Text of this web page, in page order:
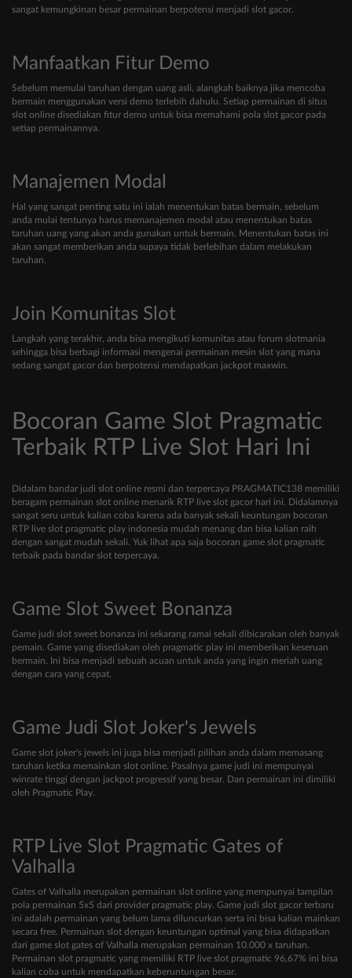
sangat kemungkinan besar permainan berpotensi menjadi slot gacor.
Manfaatkan Fitur Demo
Sebelum memulai taruhan dengan uang asli, alangkah baiknya jika mencoba
bermain menggunakan versi demo terlebih dahulu. Setiap permainan di situs
slot online disediakan fitur demo untuk bisa memahami pola slot gacor pada
setiap permainannya.
Manajemen Modal
Hal yang sangat penting satu ini ialah menentukan batas bermain, sebelum
anda mulai tentunya harus memanajemen modal atau menentukan batas
taruhan uang yang akan anda gunakan untuk bermain. Menentukan batas ini
akan sangat memberikan anda supaya tidak berlebihan dalam melakukan
taruhan.
Join Komunitas Slot
Langkah yang terakhir, anda bisa mengikuti komunitas atau forum slotmania
sehingga bisa berbagi informasi mengenai permainan mesin slot yang mana
sedang sangat gacor dan berpotensi mendapatkan jackpot maxwin.
Bocoran Game Slot Pragmatic
Terbaik RTP Live Slot Hari Ini
Didalam bandar judi slot online resmi dan terpercaya PRAGMATIC138 memiliki
beragam permainan slot online menarik RTP live slot gacor hari ini. Didalamnya
sangat seru untuk kalian coba karena ada banyak sekali keuntungan bocoran
RTP live slot pragmatic play indonesia mudah menang dan bisa kalian raih
dengan sangat mudah sekali. Yuk lihat apa saja bocoran game slot pragmatic
terbaik pada bandar slot terpercaya.
Game Slot Sweet Bonanza
Game judi slot sweet bonanza ini sekarang ramai sekali dibicarakan oleh banyak
pemain. Game yang disediakan oleh pragmatic play ini memberikan keseruan
bermain. Ini bisa menjadi sebuah acuan untuk anda yang ingin meriah uang
dengan cara yang cepat.
Game Judi Slot Joker's Jewels
Game slot joker's jewels ini juga bisa menjadi pilihan anda dalam memasang
taruhan ketika memainkan slot online. Pasalnya game judi ini mempunyai
winrate tinggi dengan jackpot progressif yang besar. Dan permainan ini dimiliki
oleh Pragmatic Play.
RTP Live Slot Pragmatic Gates of
Valhalla
Gates of Valhalla merupakan permainan slot online yang mempunyai tampilan
pola permainan 5x5 dari provider pragmatic play. Game judi slot gacor terbaru
ini adalah permainan yang belum lama diluncurkan serta ini bisa kalian mainkan
secara free. Permainan slot dengan keuntungan optimal yang bisa didapatkan
dari game slot gates of Valhalla merupakan permainan 10.000 x taruhan.
Permainan slot pragmatic yang memiliki RTP live slot pragmatic 96,67% ini bisa
kalian coba untuk mendapatkan keberuntungan besar.